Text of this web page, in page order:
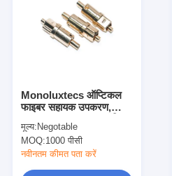
Monoluxtecs ऑप्टिकल
फाइबर सहायक उपकरण,
कनेक्टर
मूल्य: Negotable
MOQ:1000 पीसी
नवीनतम कीमत पता करें